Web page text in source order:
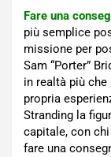
Fare una
più semplice
missione per
Sam “Porter”
in realtà più che
propria
Stranding la
capitale, con
fare una